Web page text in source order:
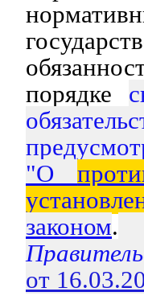
порядке
"О
законом.
от